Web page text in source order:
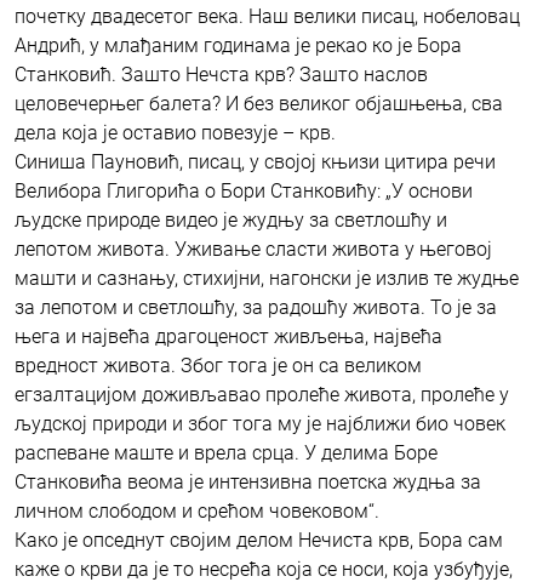
почетку двадесетог века. Наш велики писац, нобеловац
Андрић, у млађаним годинама је рекао ко је Бора
Станковић. Зашто Нечста крв? Зашто наслов
целовечерњег балета? И без великог објашњења, сва
дела која је оставио повезује – крв.
Синиша Пауновић, писац, у својој књизи цитира речи
Велибора Глигорића о Бори Станковићу: „У основи
људске природе видео је жудњу за светлошћу и
лепотом живота. Уживање сласти живота у његовој
машти и сазнању, стихијни, нагонски је излив те жудње
за лепотом и светлошћу, за радошћу живота. То је за
њега и највећа драгоценост живљења, највећа
вредност живота. Због тога је он са великом
егзалтацијом доживљавао пролеће живота, пролеће у
људској природи и због тога му је најближи био човек
распеване маште и врела срца. У делима Боре
Станковића веома је интензивна поетска жудња за
личном слободом и срећом човековом“.
Како је опседнут својим делом Нечиста крв, Бора сам
каже о крви да је то несрећа која се носи, која узбуђује,